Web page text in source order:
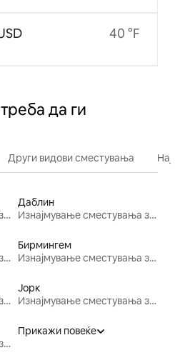
40 °F
да ги
Други видови сместувања
Изнајмување сместувања за одмор
Даблин
Изнајмување сместувања за одмор
Изнајмување сместувања за одмор
Бирмингем
Изнајмување сместувања за одмор
Изнајмување сместувања за одмор
Јорк
Изнајмување сместувања за одмор
Изнајмување сместувања за одмор
Прикажи повеќе